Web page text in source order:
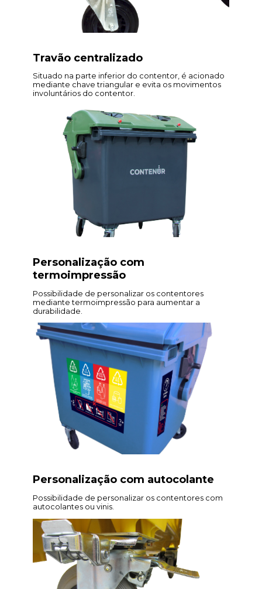
Travão centralizado
Situado na parte inferior do contentor, é acionado
mediante chave triangular e evita os movimentos
involuntários do contentor.
Personalização com
termoimpressão
Possibilidade de personalizar os contentores
mediante termoimpressão para aumentar a
durabilidade.
Personalização com autocolante
Possibilidade de personalizar os contentores com
autocolantes ou vinis.